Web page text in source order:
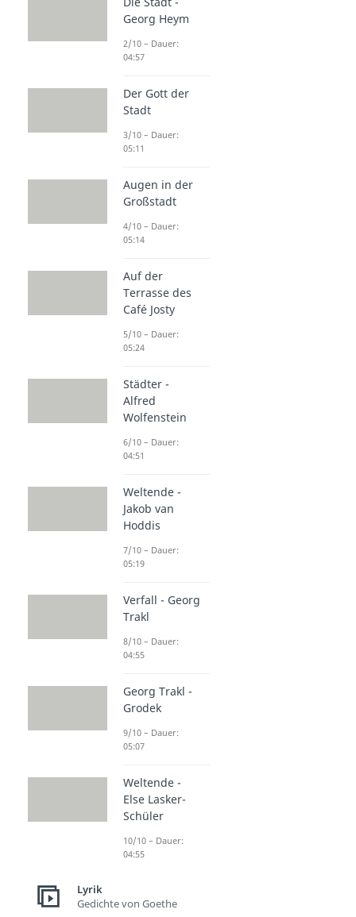
Georg Heym
2/10 – Dauer:
04:57
Der Gott der
Stadt
3/10 – Dauer:
05:11
Augen in der
Großstadt
4/10 – Dauer:
05:14
Auf der
Terrasse des
Café Josty
5/10 – Dauer:
05:24
Städter -
Alfred
Wolfenstein
6/10 – Dauer:
04:51
Weltende -
Jakob van
Hoddis
7/10 – Dauer:
05:19
Verfall - Georg
Trakl
8/10 – Dauer:
04:55
Georg Trakl -
Grodek
9/10 – Dauer:
05:07
Weltende -
Else Lasker-
Schüler
10/10 – Dauer:
04:55
Lyrik
Gedichte von Goethe